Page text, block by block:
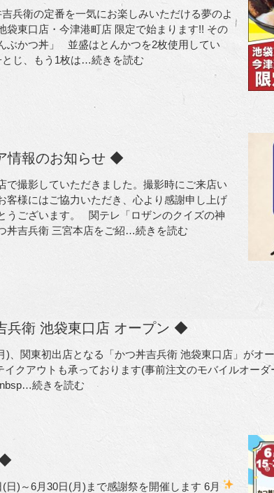
兵衛の定番を一気にお楽しみいただける夢のよ
袋東口店・今津港町店 限定で始まります!! その
ぶかつ丼」 並盛はとんかつを2枚使用してい
じ、もう1枚は…続きを読む
情報のお知らせ ◆
で撮影していただきました。撮影時にご来店い
客様にはご協力いただき、心より感謝申し上げ
うございます。 関テレ「ロザンのクイズの神
丼吉兵衛 三宮本店をご紹…続きを読む
兵衛 池袋東口店 オープン ◆
)、関東初出店となる「かつ丼吉兵衛 池袋東口店」がオ
クアウトも承っております(事前注文のモバイルオー
…続きを読む
日)～6月30日(月)まで感謝祭を開催します 6月